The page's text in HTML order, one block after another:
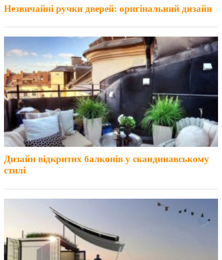
Незвичайні ручки дверей: оригінальний дизайн
Дизайн відкритих балконів у скандинавському
стилі